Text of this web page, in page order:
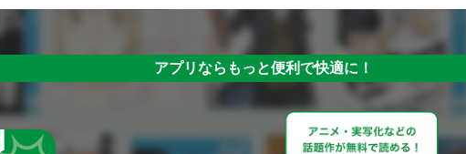
アプリならもっと便利で快適に！